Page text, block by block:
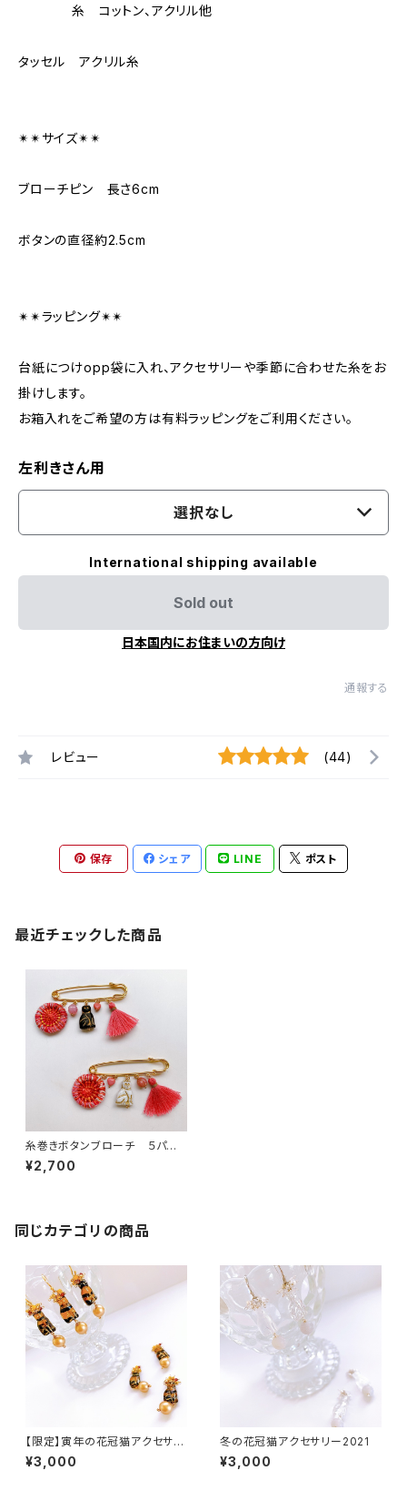
糸 コットン、アクリル他
タッセル アクリル糸
✴︎✴︎サイズ✴︎✴︎
ブローチピン 長さ6cm
ボタンの直径約2.5cm
✴︎✴︎ラッピング✴︎✴︎
台紙につけopp袋に入れ、アクセサリーや季節に合わせた糸をお
掛けします。
お箱入れをご希望の方は有料ラッピングをご利用ください。
左利きさん用
選択なし
International shipping available
Sold out
日本国内にお住まいの方向け
通報する
レビュー (44)
保存 シェア LINE ポスト
最近チェックした商品
糸巻きボタンブローチ ５パー
ツ
¥2,700
同じカテゴリの商品
【限定】寅年の花冠猫アクセサリ
ー
¥3,000
冬の花冠猫アクセサリー2021
¥3,000